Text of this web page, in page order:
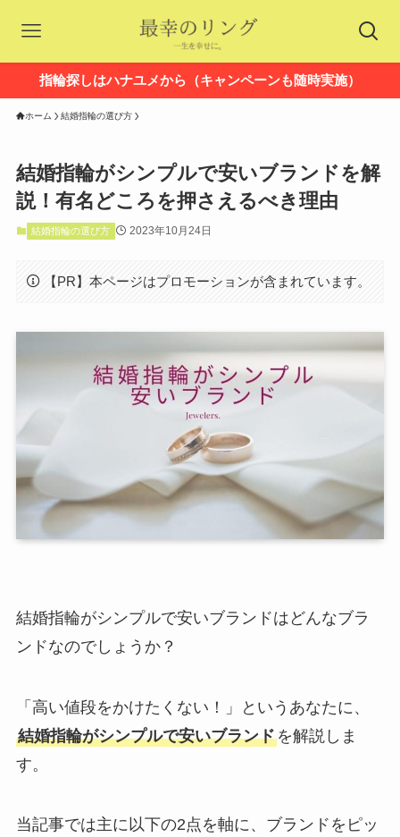
指輪探しはハナユメから（キャンペーンも随時実施）
ホーム 結婚指輪の選び方
結婚指輪がシンプルで安いブランドを解
説！有名どころを押さえるべき理由
結婚指輪の選び方 2023年10月24日
【PR】本ページはプロモーションが含まれています。
結婚指輪がシンプルで安いブランドはどんなブラ
ンドなのでしょうか？
「高い値段をかけたくない！」というあなたに、
結婚指輪がシンプルで安いブランドを解説しま
す。
当記事では主に以下の2点を軸に、ブランドをピッ